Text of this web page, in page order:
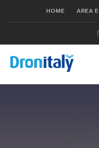
HOME AREA